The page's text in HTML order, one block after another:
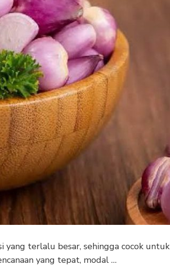
yang terlalu besar, sehingga cocok untuk
yang tepat, modal …